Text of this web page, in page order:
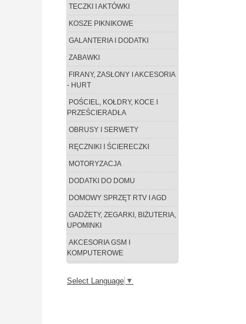
TECZKI I AKTÓWKI
KOSZE PIKNIKOWE
GALANTERIA I DODATKI
ZABAWKI
FIRANY, ZASŁONY I AKCESORIA
- HURT
POŚCIEL, KOŁDRY, KOCE I
PRZEŚCIERADŁA
OBRUSY I SERWETY
RĘCZNIKI I ŚCIERECZKI
MOTORYZACJA
DODATKI DO DOMU
DOMOWY SPRZĘT RTV I AGD
GADŻETY, ZEGARKI, BIŻUTERIA,
UPOMINKI
AKCESORIA GSM I
KOMPUTEROWE
Select Language ▼